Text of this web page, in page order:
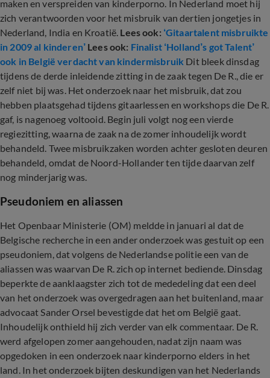
maken en verspreiden van kinderporno. In Nederland moet hij
zich verantwoorden voor het misbruik van dertien jongetjes in
Nederland, India en Kroatië. Lees ook: ‘Gitaartalent misbruikte
in 2009 al kinderen’ Lees ook: Finalist ‘Holland’s got Talent’
ook in België verdacht van kindermisbruik Dit bleek dinsdag
tijdens de derde inleidende zitting in de zaak tegen De R., die er
zelf niet bij was. Het onderzoek naar het misbruik, dat zou
hebben plaatsgehad tijdens gitaarlessen en workshops die De R.
gaf, is nagenoeg voltooid. Begin juli volgt nog een vierde
regiezitting, waarna de zaak na de zomer inhoudelijk wordt
behandeld. Twee misbruikzaken worden achter gesloten deuren
behandeld, omdat de Noord-Hollander ten tijde daarvan zelf
nog minderjarig was.
Pseudoniem en aliassen
Het Openbaar Ministerie (OM) meldde in januari al dat de
Belgische recherche in een ander onderzoek was gestuit op een
pseudoniem, dat volgens de Nederlandse politie een van de
aliassen was waarvan De R. zich op internet bediende. Dinsdag
beperkte de aanklaagster zich tot de mededeling dat een deel
van het onderzoek was overgedragen aan het buitenland, maar
advocaat Sander Orsel bevestigde dat het om België gaat.
Inhoudelijk onthield hij zich verder van elk commentaar. De R.
werd afgelopen zomer aangehouden, nadat zijn naam was
opgedoken in een onderzoek naar kinderporno elders in het
land. In het onderzoek bijten deskundigen van het Nederlands